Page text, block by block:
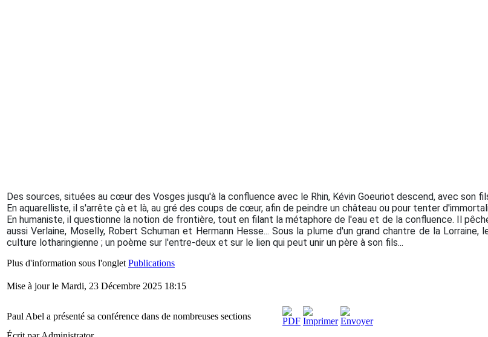
Des sources, situées au cœur des Vosges jusqu'à la confluence avec le Rhin, Kévin Goeuriot descend, avec son
En aquarelliste, il s'arrête çà et là, au gré des coups de cœur, afin de peindre un château ou pour tenter
En humaniste, il questionne la notion de frontière, tout en filant la métaphore de l'eau et de la confluence. Il
aussi Verlaine, Moselly, Robert Schuman et Hermann Hesse... Sous la plume d'un grand chantre de la
culture lotharingienne ; un poème sur l'entre-deux et sur le lien qui peut unir un père à son fils...
Plus d'information sous l'onglet Publications
Mise à jour le Mardi, 23 Décembre 2025 18:15
Paul Abel a présenté sa conférence dans de nombreuses sections